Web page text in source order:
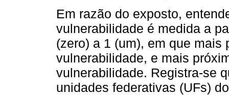
Em razão do exposto,
vulnerabilidade é medida a
(zero) a 1 (um), em que
vulnerabilidade, e mais
vulnerabilidade. Registra-se
unidades federativas (UFs)